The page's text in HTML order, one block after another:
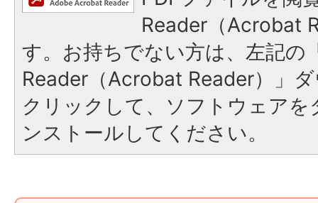
Reader（Acrobat
す。お持ちでない方は、左記の
Reader（Acrobat Reader）」
クリックして、ソフトウェア
ンストールしてください。